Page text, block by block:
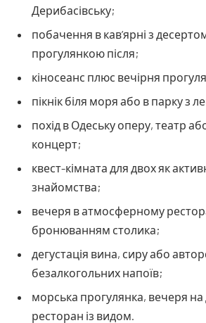
Дерибасівську;
побачення в кав’ярні з
прогулянкою після;
кіносеанс плюс вечірня
пікнік біля моря або в парку з
похід в Одеську оперу, театр
концерт;
квест-кімната для двох як
знайомства;
вечеря в атмосферному
бронюванням столика;
дегустація вина, сиру або
безалкогольних напоїв;
морська прогулянка, вечеря на
ресторан із видом.